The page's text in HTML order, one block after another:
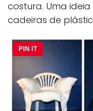
costura. Uma
cadeiras de
PIN IT